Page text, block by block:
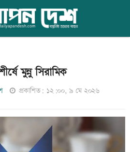
মুন্নু সিরামিক
প্রকাশিত: ১২:০০, ৯ মে ২০২৬